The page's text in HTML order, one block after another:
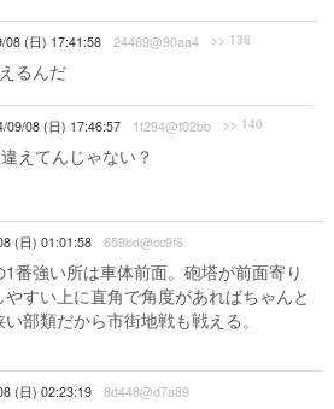
08 (日) 17:41:58 24469@90aa4 >> 136
るんだ
09/08 (日) 17:46:57 1f294@f02bb >> 140
えてんじゃない？
(日) 01:01:58 659bd@cc9f6
番強い所は車体前面。砲塔が前面寄り
すい上に直角で角度があればちゃんと
部類だから市街地戦も戦える。
(日) 02:23:19 8d448@d7a89